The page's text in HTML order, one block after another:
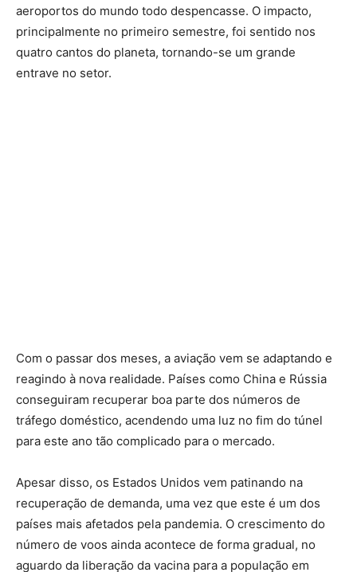
aeroportos do mundo todo despencasse. O impacto,
principalmente no primeiro semestre, foi sentido nos
quatro cantos do planeta, tornando-se um grande
entrave no setor.
Com o passar dos meses, a aviação vem se adaptando e
reagindo à nova realidade. Países como China e Rússia
conseguiram recuperar boa parte dos números de
tráfego doméstico, acendendo uma luz no fim do túnel
para este ano tão complicado para o mercado.
Apesar disso, os Estados Unidos vem patinando na
recuperação de demanda, uma vez que este é um dos
países mais afetados pela pandemia. O crescimento do
número de voos ainda acontece de forma gradual, no
aguardo da liberação da vacina para a população em